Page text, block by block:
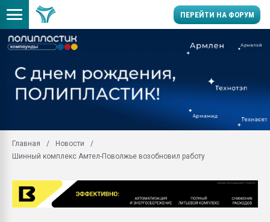
ПЕРЕЙТИ НА ФОРУМ
Вакуум-формовочные
28.07.2026
Всё, что касается
бутылок
Главная
Новости
Шинный комплекс Амтел-Поволжье возобновил работу